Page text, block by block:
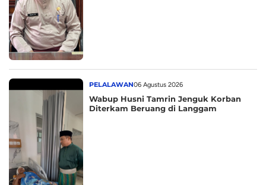
PELALAWAN06 Agustus 2026
Wabup Husni Tamrin Jenguk Korban
Diterkam Beruang di Langgam